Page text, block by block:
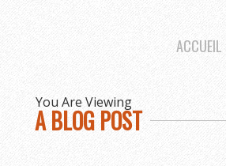
ACCUEIL
You Are Viewing
A BLOG POST